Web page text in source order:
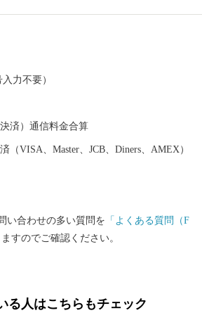
よる「エコ・ガーデンシティ」に向けた
力不要）
済）通信料金合算
（VISA、Master、JCB、Diners、AMEX）
い合わせの多い質問を 「よくある質問（F
すのでご確認ください。
る人はこちらもチェック